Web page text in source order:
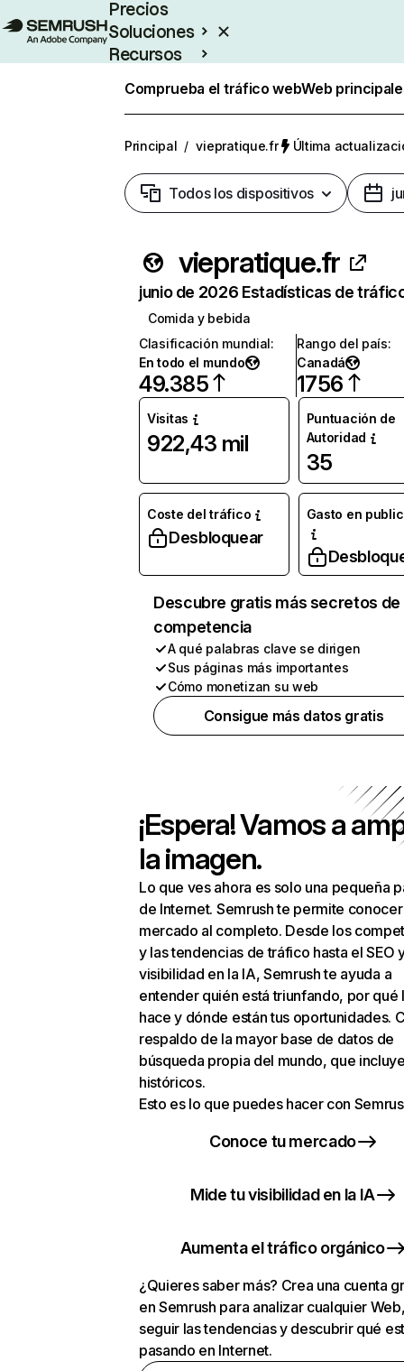
Precios
Soluciones
Recursos
Comprueba el tráfico webWeb
Principal / viepratique.fr Última
Todos los dispositivos
viepratique.fr
junio de 2026 Estadísticas de
Comida y bebida
Clasificación mundial:
En todo el mundo
49.385
Rango del país:
Canadá
1756
Visitas
922,43 mil
Puntuación de
Autoridad
35
Coste del tráfico
Desbloquear
Gasto en
Descubre gratis más secretos de
competencia
A qué palabras clave se dirigen
Sus páginas más importantes
Cómo monetizan su web
Consigue más datos gratis
¡Espera! Vamos a
la imagen.
Lo que ves ahora es solo una pequeña
de Internet. Semrush te permite
mercado al completo. Desde los
y las tendencias de tráfico hasta el SEO
visibilidad en la IA, Semrush te ayuda a
entender quién está triunfando, por qué
hace y dónde están tus oportunidades.
respaldo de la mayor base de datos de
búsqueda propia del mundo, que
históricos.
Esto es lo que puedes hacer con
Conoce tu mercado
Mide tu visibilidad en la IA
Aumenta el tráfico orgánico
¿Quieres saber más? Crea una cuenta
en Semrush para analizar cualquier
seguir las tendencias y descubrir qué
pasando en Internet.